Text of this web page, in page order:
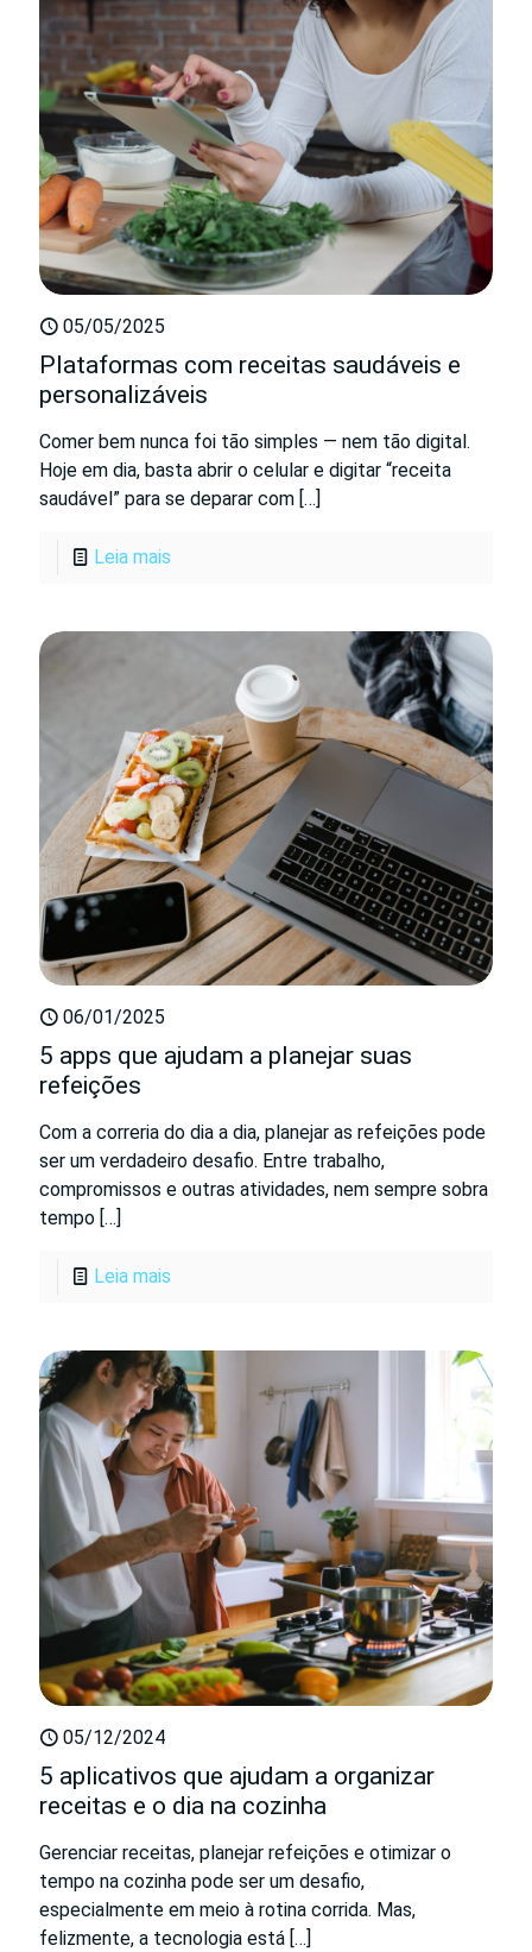
05/05/2025
Plataformas com receitas saudáveis e
personalizáveis
Comer bem nunca foi tão simples — nem tão digital.
Hoje em dia, basta abrir o celular e digitar “receita
saudável” para se deparar com […]
Leia mais
06/01/2025
5 apps que ajudam a planejar suas
refeições
Com a correria do dia a dia, planejar as refeições pode
ser um verdadeiro desafio. Entre trabalho,
compromissos e outras atividades, nem sempre sobra
tempo […]
Leia mais
05/12/2024
5 aplicativos que ajudam a organizar
receitas e o dia na cozinha
Gerenciar receitas, planejar refeições e otimizar o
tempo na cozinha pode ser um desafio,
especialmente em meio à rotina corrida. Mas,
felizmente, a tecnologia está […]